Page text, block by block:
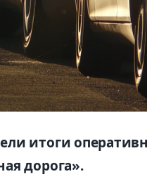
итоги
дорога».